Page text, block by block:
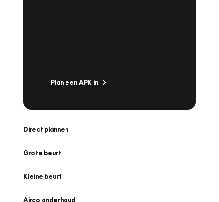
Plan een APK in
Direct plannen
Grote beurt
Kleine beurt
Airco onderhoud